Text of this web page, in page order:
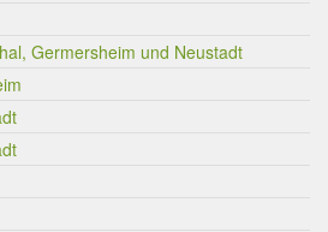
Germersheim und Neustadt